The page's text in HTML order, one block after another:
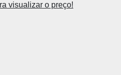
visualizar o preço!